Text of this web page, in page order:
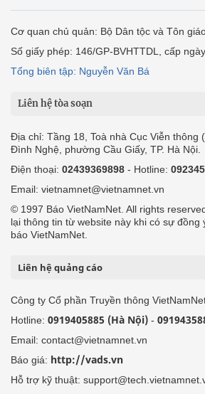
Cơ quan chủ quản: Bộ Dân tộc và Tôn
Số giấy phép: 146/GP-BVHTTDL, cấp
Tổng biên tập: Nguyễn Văn Bá
Liên hệ tòa soạn
Địa chỉ: Tầng 18, Toà nhà Cục Viễn thông
Đình Nghệ, phường Cầu Giấy, TP. Hà Nội.
Điện thoại: 02439369898 - Hotline:
Email: vietnamnet@vietnamnet.vn
© 1997 Báo VietNamNet. All rights
lại thông tin từ website này khi có sự đồng
báo VietNamNet.
Liên hệ quảng cáo
Công ty Cổ phần Truyền thông
Hotline: 0919405885 (Hà Nội) -
Email: contact@vietnamnet.vn
Báo giá: http://vads.vn
Hỗ trợ kỹ thuật: